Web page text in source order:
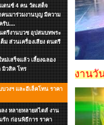
ดนซ์ 4 คน วัดเสด็จ
นมาร่วมงานบุญ มีความ
รับ....
ตรีงานบวช อุปสมบทพระ
ม ส่วนเครื่องเสียง ดนตรี
ม่เสร็จแล้ว เลี้ยงฉลอง
มิวสิค โทร
วงฯ และอีเล็คโทน ราคา
ง หลายหลายสไตส์ งาน
รัก ก่อนพิธีการ ราคา
งานวั